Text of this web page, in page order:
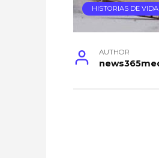
HISTORIAS DE VIDA
AUTHOR